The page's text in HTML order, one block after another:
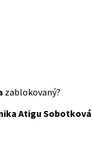
zablokovaný?
Atigu Sobotková